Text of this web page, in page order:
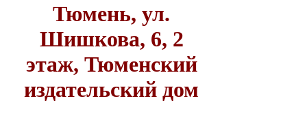
Тюмень, ул.
Шишкова, 6, 2
этаж, Тюменский
издательский дом